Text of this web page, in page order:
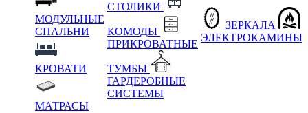
МОДУЛЬНЫЕ
СПАЛЬНИ
КРОВАТИ
МАТРАСЫ
СТОЛИКИ
КОМОДЫ
ПРИКРОВАТНЫЕ
ТУМБЫ
ГАРДЕРОБНЫЕ
СИСТЕМЫ
ЗЕРКАЛА
ЭЛЕКТРОКАМИНЫ